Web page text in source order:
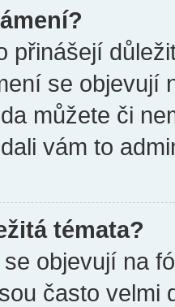
přinášejí
se objevují
můžete či
vám to
témata?
objevují na
často velmi